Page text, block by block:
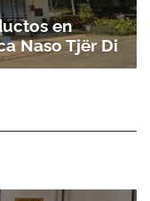
en
Naso Tjër Di